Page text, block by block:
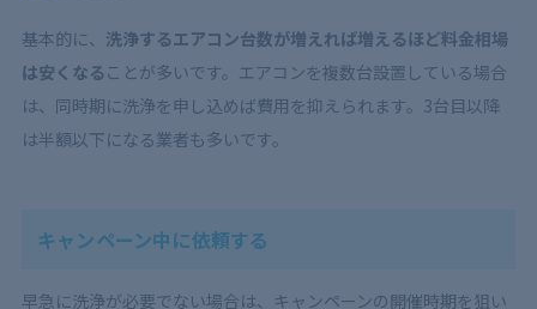
基本的に、 洗浄するエアコン台数が増えれば増えるほど料金相場
は安くなる ことが多いです。エアコンを複数台設置している場合
は、同時期に洗浄を申し込めば費用を抑えられます。3台目以降
は半額以下になる業者も多いです。
キャンペーン中に依頼する
早急に洗浄が必要でない場合は、キャンペーンの開催時期を狙い